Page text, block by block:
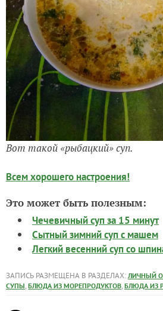
Вот такой «рыбацкий» суп.
Всемхорошего настроения!
Это может быть полезным:
Чечевичный суп за 15 минут
Сытный зимний суп с машем
Легкий весенний суп со
ЗАПИСЬ РАЗМЕЩЕНА В РАЗДЕЛАХ: ЛИЧНЫЙ
СУПЫ, БЛЮДА ИЗ МОРЕПРОДУКТОВ, БЛЮДА ИЗ